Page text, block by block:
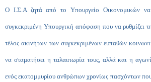
Ο Ι.Σ.Α ζητά από το Υπουργείο Οικονομικών
συγκεκριμένη Υπουργική απόφαση που να ρυθμίζει
τέλος ακινήτων των συγκεκριμένων ευπαθών
να σταματήσει η ταλαιπωρία τους, αλλά και η
ενός εκατομμυρίου ανθρώπων χρονίως πασχόντων